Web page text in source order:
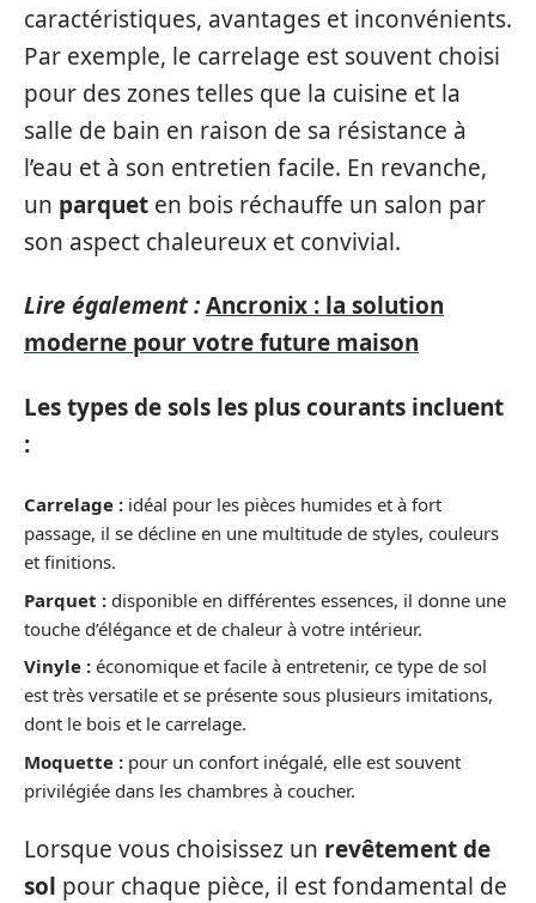
caractéristiques, avantages et inconvénients.
Par exemple, le carrelage est souvent choisi
pour des zones telles que la cuisine et la
salle de bain en raison de sa résistance à
l’eau et à son entretien facile. En revanche,
un parquet en bois réchauffe un salon par
son aspect chaleureux et convivial.
Lire également :Ancronix : la solution
moderne pour votre future maison
Les types de sols les plus courants incluent
:
Carrelage : idéal pour les pièces humides et à fort
passage, il se décline en une multitude de styles, couleurs
et finitions.
Parquet : disponible en différentes essences, il donne une
touche d’élégance et de chaleur à votre intérieur.
Vinyle : économique et facile à entretenir, ce type de sol
est très versatile et se présente sous plusieurs imitations,
dont le bois et le carrelage.
Moquette : pour un confort inégalé, elle est souvent
privilégiée dans les chambres à coucher.
Lorsque vous choisissez un revêtement de
sol pour chaque pièce, il est fondamental de